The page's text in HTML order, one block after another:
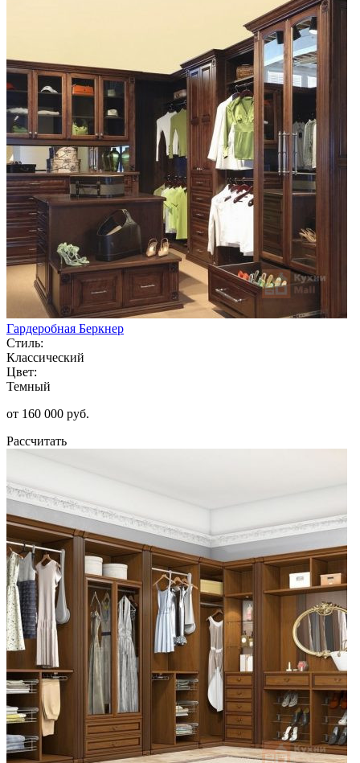
Гардеробная Беркнер
Стиль:
Классический
Цвет:
Темный
от 160 000 руб.
Рассчитать